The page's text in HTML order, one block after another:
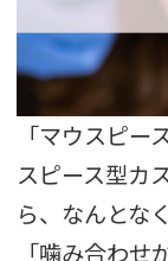
「マウスピ
スピース型カ
ら、なんとな
「噛み合わせ